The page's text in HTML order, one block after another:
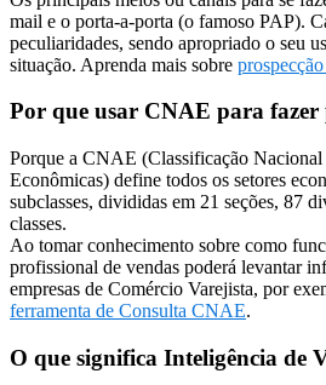
mail e o porta-a-porta (o famoso PAP).
peculiaridades, sendo apropriado o seu
situação. Aprenda mais sobre
Por que usar CNAE para fazer
Porque a CNAE (Classificação
Econômicas) define todos os setores
subclasses, divididas em 21 seções, 87
classes.
Ao tomar conhecimento sobre como
profissional de vendas poderá levantar
empresas de Comércio Varejista, por
ferramenta de Consulta CNAE.
O que significa Inteligência de